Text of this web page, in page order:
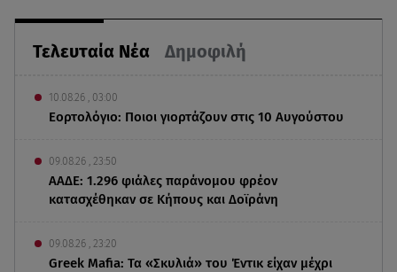
Τελευταία Νέα Δημοφιλή
10.08.26 , 03:00
Εορτολόγιο: Ποιοι γιορτάζουν στις 10 Αυγούστου
09.08.26 , 23:50
ΑΑΔΕ: 1.296 φιάλες παράνομου φρέον
κατασχέθηκαν σε Κήπους και Δοϊράνη
09.08.26 , 23:20
Greek Mafia: Τα «Σκυλιά» του Έντικ είχαν μέχρι